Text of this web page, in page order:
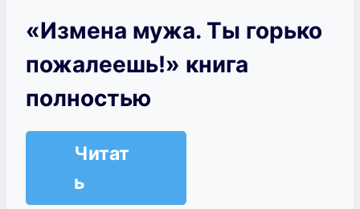
«Измена мужа. Ты горько
пожалеешь!» книга
полностью
Читат
ь